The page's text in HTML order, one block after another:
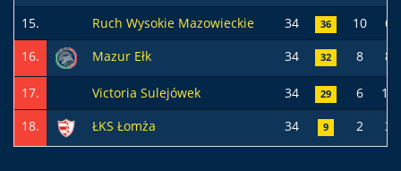
15. Ruch Wysokie Mazowieckie 34 36 10
6
16.
Mazur Ełk 34 32 8 8
17. Victoria Sulejówek 34 29 6
11
18.
ŁKS Łomża 34 9 2 3